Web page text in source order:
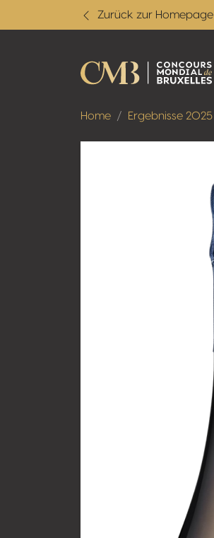
Zurück zur Homepage
Home Ergebnisse 2025